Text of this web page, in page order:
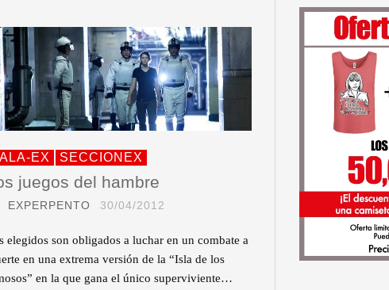
EX SECCIONEX
juegos del hambre
EXPERPENTO 30/04/2012
elegidos son obligados a luchar en un combate a
en una extrema versión de la “Isla de los
en la que gana el único superviviente…